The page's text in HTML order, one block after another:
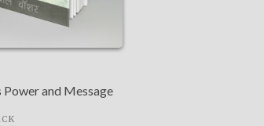
Power and Message